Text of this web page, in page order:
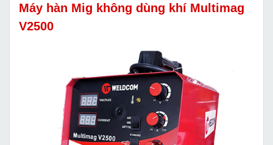
Máy hàn Mig không dùng khí Multimag
V2500